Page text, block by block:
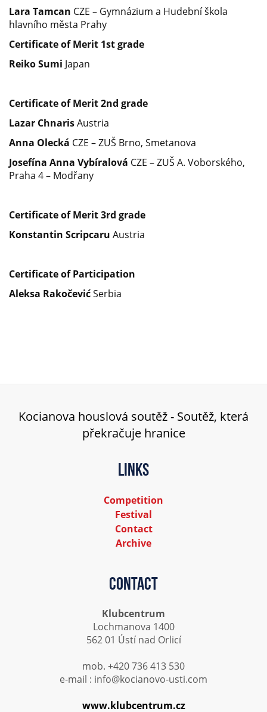
Lara Tamcan CZE – Gymnázium a Hudební škola
hlavního města Prahy
Certificate of Merit 1stgrade
Reiko Sumi Japan
Certificate of Merit 2nd grade
Lazar ChnarisAustria
Anna Olecká CZE – ZUŠ Brno, Smetanova
Josefína Anna Vybíralová CZE – ZUŠ A. Voborského,
Praha 4 – Modřany
Certificate of Merit 3rd grade
Konstantin Scripcaru Austria
Certificate of Participation
Aleksa RakočevićSerbia
Kocianova houslová soutěž - Soutěž, která
překračuje hranice
Links
Competition
Festival
Contact
Archive
Contact
Klubcentrum
Lochmanova 1400
562 01 Ústí nad Orlicí
mob. +420 736 413 530
e-mail : info@kocianovo-usti.com
www.klubcentrum.cz